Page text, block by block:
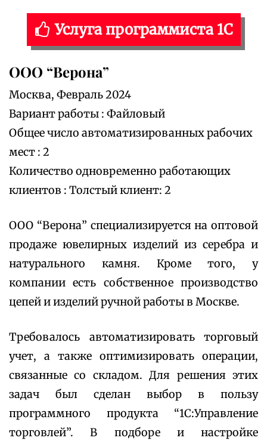
Услуга программиста 1С
ООО “Верона”
Москва, Февраль 2024
Вариант работы : Файловый
Общее число автоматизированных рабочих
мест : 2
Количество одновременно работающих
клиентов : Толстый клиент: 2
ООО “Верона” специализируется на оптовой
продаже ювелирных изделий из серебра и
натурального камня. Кроме того, у
компании есть собственное производство
цепей и изделий ручной работы в Москве.
Требовалось автоматизировать торговый
учет, а также оптимизировать операции,
связанные со складом. Для решения этих
задач был сделан выбор в пользу
программного продукта “1С:Управление
торговлей”. В подборе и настройке